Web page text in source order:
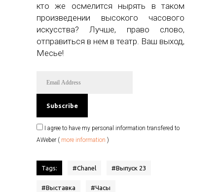
кто же осмелится нырять в таком
произведении высокого часового
искусства? Лучше, право слово,
отправиться в нем в театр. Ваш выход,
Месье!
I agree to have my personal information transfered to
AWeber ( more information )
Tags: #Chanel #Выпуск 23
#Выставка #Часы